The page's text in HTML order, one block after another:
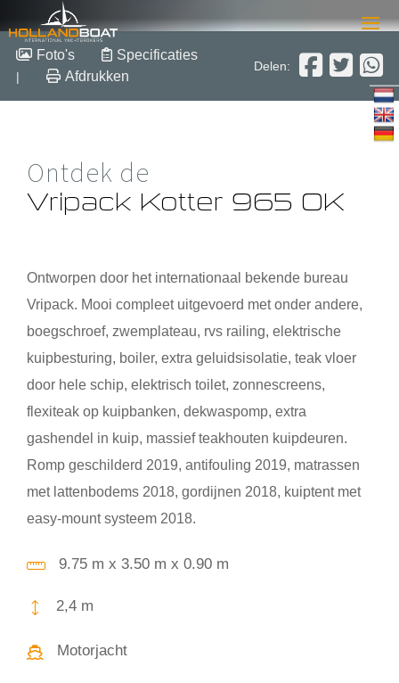
Vripack Kotter 965 OK
Verkocht
Foto's Specificaties
| Afdrukken
Delen:
Ontdek de
Vripack Kotter 965 OK
Ontworpen door het internationaal bekende bureau
Vripack. Mooi compleet uitgevoerd met onder andere,
boegschroef, zwemplateau, rvs railing, elektrische
kuipbesturing, boiler, extra geluidsisolatie, teak vloer
door hele schip, elektrisch toilet, zonnescreens,
flexiteak op kuipbanken, dekwaspomp, extra
gashendel in kuip, massief teakhouten kuipdeuren.
Romp geschilderd 2019, antifouling 2019, matrassen
met lattenbodems 2018, gordijnen 2018, kuiptent met
easy-mount systeem 2018.
9.75 m x 3.50 m x 0.90 m
2,4 m
Motorjacht